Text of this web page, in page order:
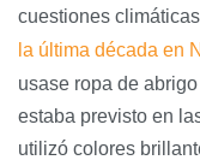
cuestiones
la última década en
usase ropa de
estaba previsto en
utilizó colores